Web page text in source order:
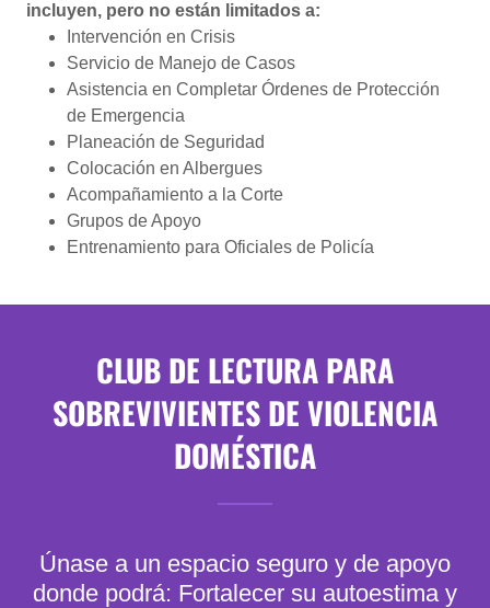
incluyen, pero no están limitados a:
Intervención en Crisis
Servicio de Manejo de Casos
Asistencia en Completar Órdenes de Protección
de Emergencia
Planeación de Seguridad
Colocación en Albergues
Acompañamiento a la Corte
Grupos de Apoyo
Entrenamiento para Oficiales de Policía
CLUB DE LECTURA PARA
SOBREVIVIENTES DE VIOLENCIA
DOMÉSTICA
Únase a un espacio seguro y de apoyo
donde podrá: Fortalecer su autoestima y